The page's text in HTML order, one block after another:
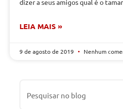
dizer a seus amigos qual é o
LEIA MAIS »
9 de agosto de 2019 Nenhum